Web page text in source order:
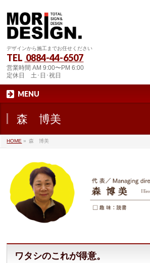
デザインから施工までお任せください
TEL 0884-44-6507
営業時間 AM 9:00〜PM 6:00
定休日 土･日･祝日
MENU
森 博美
HOME » 森 博美
ワタシのこれが得意。